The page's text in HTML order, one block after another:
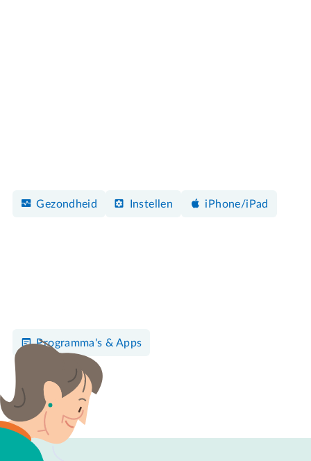
Gezondheid Instellen iPhone/iPad
Programma's & Apps